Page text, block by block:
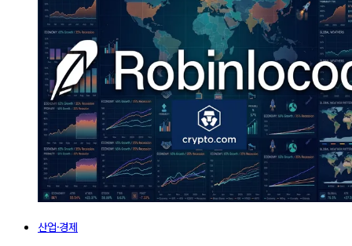
산업·경제